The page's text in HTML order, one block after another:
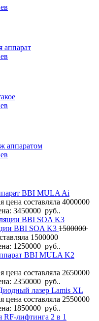
аппарат
аппаратом
BBI MULA Ai
цена составляла 4000000
3450000 руб..
BBI SOA K3 1500000
1500000
1250000 руб..
BBI MULA K2
цена составляла 2650000
2350000 руб..
лазер Lamis XL
цена составляла 2550000
1850000 руб..